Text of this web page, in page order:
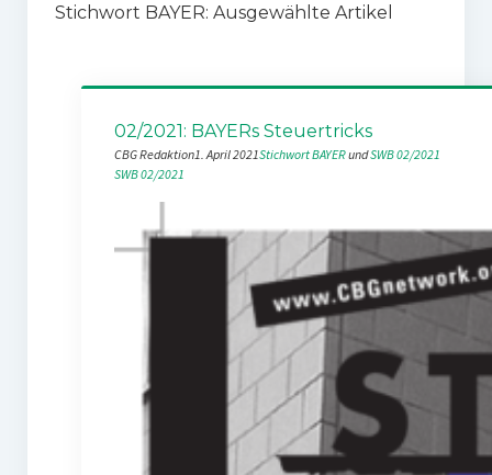
Stichwort BAYER: Ausgewählte Artikel
02/2021: BAYERs Steuertricks
CBG Redaktion1. April 2021Stichwort BAYER und SWB 02/2021
SWB 02/2021